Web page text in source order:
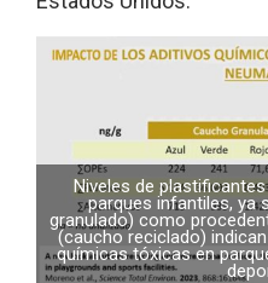
Niveles de
parques infantiles, ya
granulado) como
(caucho reciclado)
químicas tóxicas en